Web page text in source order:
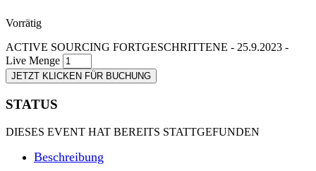
Vorrätig
ACTIVE SOURCING FORTGESCHRITTENE - 25.9.2023 -
Live Menge
JETZT KLICKEN FÜR BUCHUNG
STATUS
DIESES EVENT HAT BEREITS STATTGEFUNDEN
Beschreibung